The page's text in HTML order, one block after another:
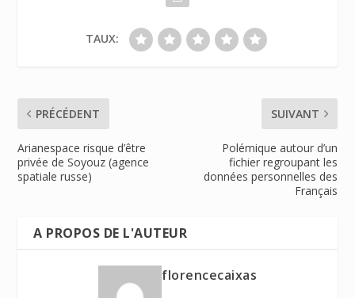
TAUX:
PRÉCÉDENT
Arianespace risque d’être
privée de Soyouz (agence
spatiale russe)
SUIVANT
Polémique autour d’un
fichier regroupant les
données personnelles des
Français
A PROPOS DE L'AUTEUR
florencecaixas